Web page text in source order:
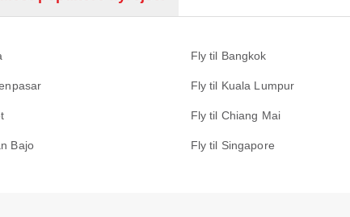
Fly til Bangkok
Fly til Kuala Lumpur
Fly til Chiang Mai
Bajo Fly til Singapore